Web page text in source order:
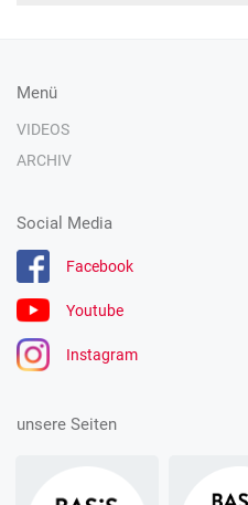
Menü
VIDEOS
ARCHIV
Social Media
Facebook
Youtube
Instagram
unsere Seiten